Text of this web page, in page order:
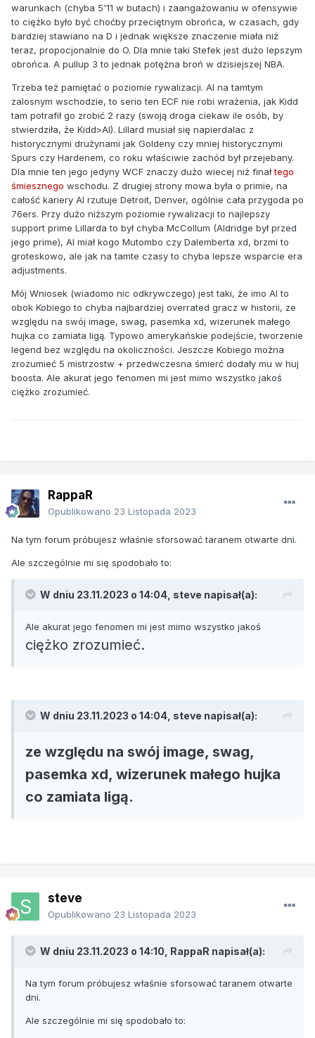
warunkach (chyba 5'11 w butach) i zaangażowaniu w ofensywie
to ciężko było być choćby przeciętnym obrońca, w czasach, gdy
bardziej stawiano na D i jednak większe znaczenie miała niż
teraz, propocjonalnie do O. Dla mnie taki Stefek jest dużo lepszym
obrońca. A pullup 3 to jednak potężna broń w dzisiejszej NBA.
Trzeba też pamiętać o poziomie rywalizacji. AI na tamtym
zalosnym wschodzie, to serio ten ECF nie robi wrażenia, jak Kidd
tam potrafił go zrobić 2 razy (swoją droga ciekaw ile osób, by
stwierdziła, że Kidd>AI). Lillard musiał się napierdalac z
historycznymi drużynami jak Goldeny czy mniej historycznymi
Spurs czy Hardenem, co roku właściwie zachód był przejebany.
Dla mnie ten jego jedyny WCF znaczy dużo wiecej niż finałtego
śmiesznego wschodu. Z drugiej strony mowa była o primie, na
całość kariery AI rzutuje Detroit, Denver, ogólnie cała przygoda po
76ers. Przy dużo niższym poziomie rywalizacji to najlepszy
support prime Lillarda to był chyba McCollum (Aldridge był przed
jego prime), AI miał kogo Mutombo czy Dalemberta xd, brzmi to
groteskowo, ale jak na tamte czasy to chyba lepsze wsparcie era
adjustments.
Mój Wniosek (wiadomo nic odkrywczego) jest taki, że imo AI to
obok Kobiego to chyba najbardziej overrated gracz w historii, ze
względu na swój image, swag, pasemka xd, wizerunek małego
hujka co zamiata ligą. Typowo amerykańskie podejście, tworzenie
legend bez względu na okoliczności. Jeszcze Kobiego można
zrozumieć 5 mistrzostw + przedwczesna śmierć dodały mu w huj
boosta. Ale akurat jego fenomen mi jest mimo wszystko jakoś
ciężko zrozumieć.
RappaR
Opublikowano 23 Listopada 2023
Na tym forum próbujesz właśnie sforsować taranem otwarte dni.
Ale szczególnie mi się spodobało to:
W dniu 23.11.2023 o 14:04, steve napisał(a):
Ale akurat jego fenomen mi jest mimo wszystko jakoś
ciężko zrozumieć.
W dniu 23.11.2023 o 14:04, steve napisał(a):
ze względu na swój image, swag,
pasemka xd, wizerunek małego hujka
co zamiata ligą.
steve
Opublikowano 23 Listopada 2023
W dniu 23.11.2023 o 14:10, RappaR napisał(a):
Na tym forum próbujesz właśnie sforsować taranem otwarte
dni.
Ale szczególnie mi się spodobało to: